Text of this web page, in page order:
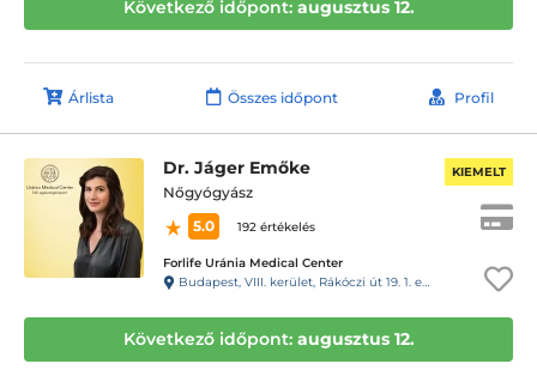
Következő időpont: augusztus 12.
Árlista Összes időpont Profil
Dr. Jáger Emőke
Nőgyógyász
5.0
192 értékelés
Forlife Uránia Medical Center
Budapest, VIII. kerület, Rákóczi út 19. 1. emelet 9. 88-as kapucsengő
KIEMELT
Következő időpont: augusztus 12.